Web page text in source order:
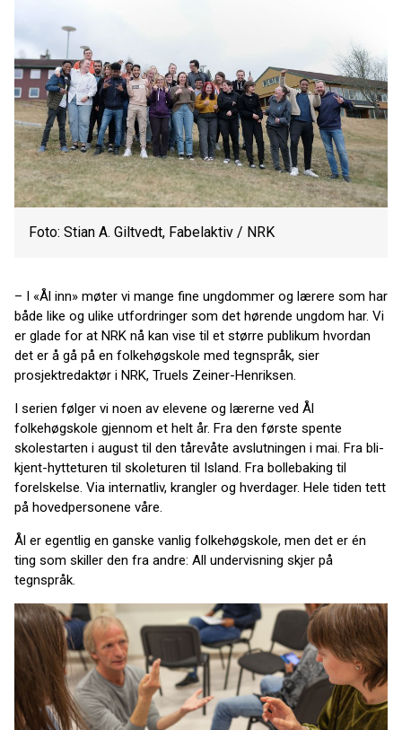
Foto: Stian A. Giltvedt, Fabelaktiv / NRK
– I «Ål inn» møter vi mange fine ungdommer og lærere som har
både like og ulike utfordringer som det hørende ungdom har. Vi
er glade for at NRK nå kan vise til et større publikum hvordan
det er å gå på en folkehøgskole med tegnspråk, sier
prosjektredaktør i NRK, Truels Zeiner-Henriksen.
I serien følger vi noen av elevene og lærerne ved Ål
folkehøgskole gjennom et helt år. Fra den første spente
skolestarten i august til den tårevåte avslutningen i mai. Fra bli-
kjent-hytteturen til skoleturen til Island. Fra bollebaking til
forelskelse. Via internatliv, krangler og hverdager. Hele tiden tett
på hovedpersonene våre.
Ål er egentlig en ganske vanlig folkehøgskole, men det er én
ting som skiller den fra andre: All undervisning skjer på
tegnspråk.